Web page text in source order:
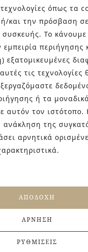
όπως τα
και την πρόσβαση σε
συσκευής. Το
περιήγησης
εξατομικευμένες
τις τεχνολογίες
ή τα μοναδικά
αυτόν τον ιστότοπο.
της
αρνητικά
ΑΠΟΔΟΧΉ
ΆΡΝΗΣΗ
ΡΥΘΜΊΣΕΙΣ
€285.00